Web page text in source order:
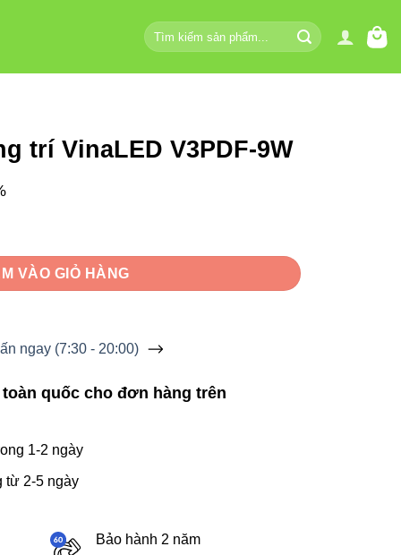
Tìm
kiếm:
trí VinaLED V3PDF-9W
VÀO GIỎ HÀNG
ngay (7:30 - 20:00)
quốc cho đơn hàng trên
1-2 ngày
từ 2-5 ngày
Bảo hành 2 năm